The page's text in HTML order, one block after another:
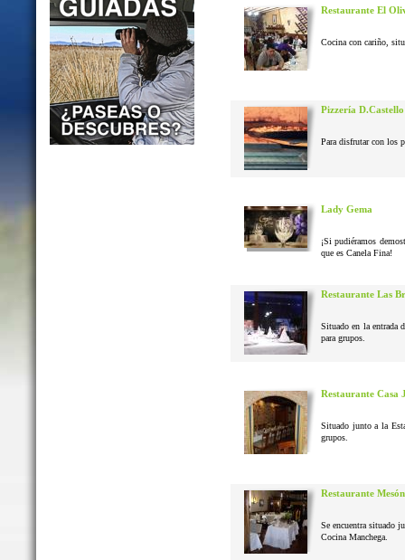
Restaurante El
Cocina con cariño,
Pizzería D.Castello
Para disfrutar con los
Lady Gema
¡Si pudiéramos
que es Canela Fina!
Restaurante Las
Situado en la entrada
para grupos.
Restaurante Casa
Situado junto a la
grupos.
Restaurante
Se encuentra situado
Cocina Manchega.